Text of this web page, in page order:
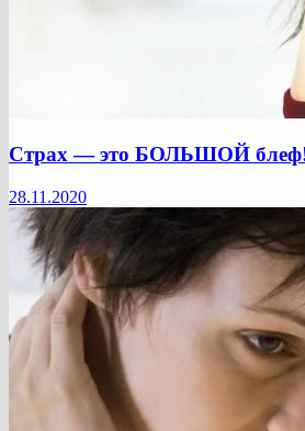
Страх — это БОЛЬШОЙ
28.11.2020